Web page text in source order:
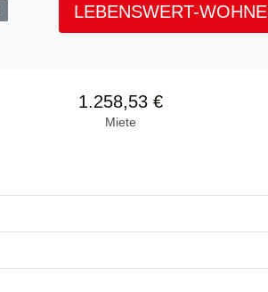
LEBENSWERT-
1.258,53 €
Miete